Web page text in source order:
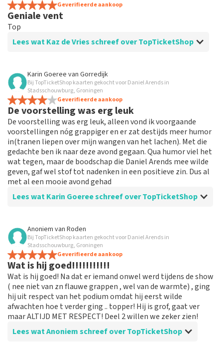
Geverifieerde aankoop
Geniale vent
Top
Lees wat Kaz de Vries schreef over TopTicketShop
Beoordeling van Kaz de Vries over
Prima
Karin Goeree van Gorredijk
Bij TopTicketShop kaarten gekocht voor Daniel Arends in
Stadsschouwburg, Groningen
Geverifieerde aankoop
De voorstelling was erg leuk
De voorstelling was erg leuk, alleen vond ik voorgaande
voorstellingen nóg grappiger en er zat destijds meer humor
in(tranen liepen over mijn wangen van het lachen). Met die
gedachte ben ik naar deze avond gegaan. Qua humor viel het
wat tegen, maar de boodschap die Daniel Arends mee wilde
geven, gaf wel stof tot nadenken in een positieve zin. Dus al
met al een mooie avond gehad
Lees wat Karin Goeree schreef over TopTicketShop
Beoordeling van Karin Goeree over
Duidelijke informatie
Ik krewg duidelijk en correcte informatie via de mail
Anoniem van Roden
Bij TopTicketShop kaarten gekocht voor Daniel Arends in
Stadsschouwburg, Groningen
Geverifieerde aankoop
Wat is hij goed!!!!!!!!!!!
Wat is hij goed! Na dat er iemand onwel werd tijdens de show
( nee niet van zn flauwe grappen , wel van de warmte) , ging
hij uit respect van het podium omdat hij eerst wilde
afwachten hoe t verder ging .. topper! Hij is grof, gaat ver
maar ALTIJD MET RESPECT! Deel 2 willen we zeker zien!
Lees wat Anoniem schreef over TopTicketShop